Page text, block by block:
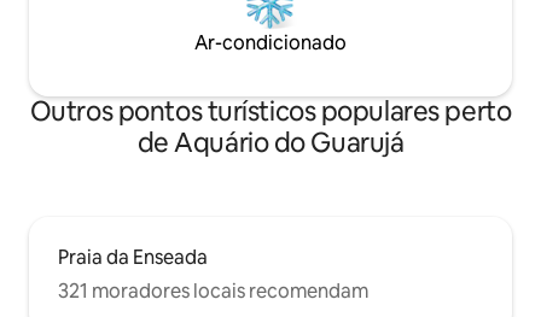
Ar-condicionado
Outros pontos turísticos populares perto
de Aquário do Guarujá
Praia da Enseada
321 moradores locais recomendam